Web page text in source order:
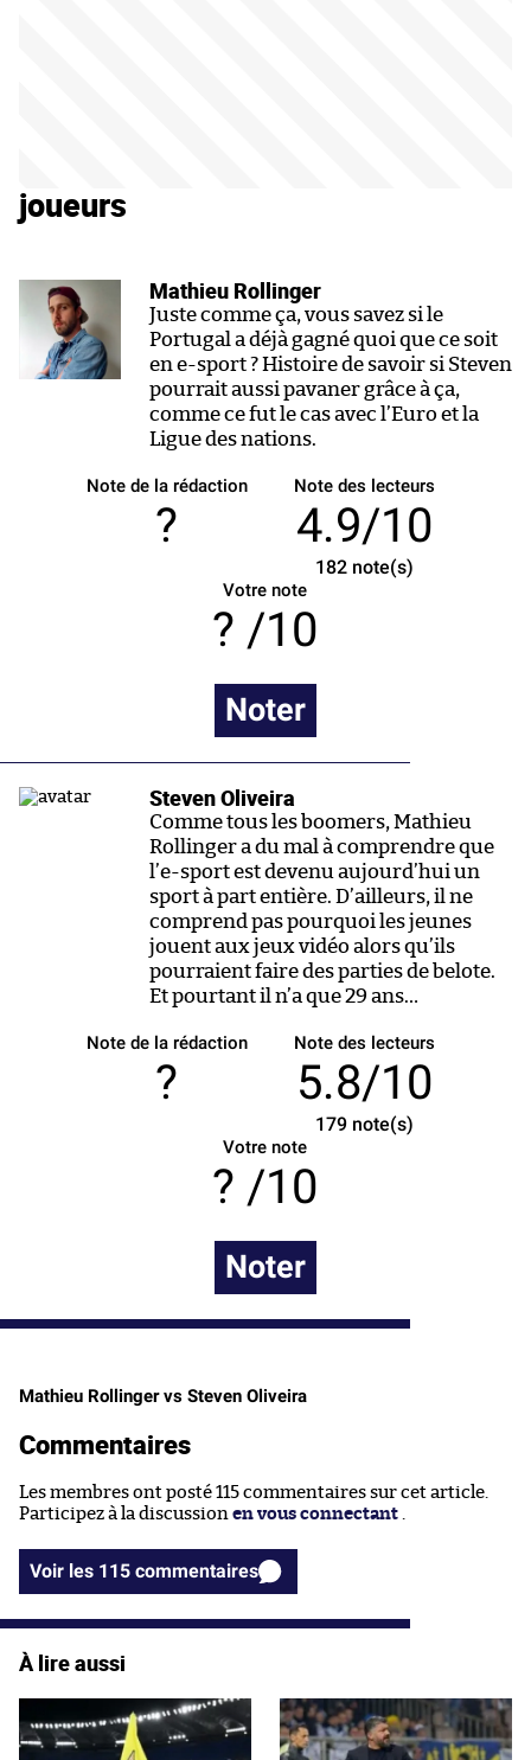
joueurs
Mathieu Rollinger
Juste comme ça, vous savez si le
Portugal a déjà gagné quoi que ce soit
en e-sport ? Histoire de savoir si Steven
pourrait aussi pavaner grâce à ça,
comme ce fut le cas avec l’Euro et la
Ligue des nations.
Note de la rédaction
?
Note des lecteurs
4.9/10
182note(s)
Votre note
/10
Noter
Steven Oliveira
Comme tous les boomers, Mathieu
Rollinger a du mal à comprendre que
l’e-sport est devenu aujourd’hui un
sport à part entière. D’ailleurs, il ne
comprend pas pourquoi les jeunes
jouent aux jeux vidéo alors qu’ils
pourraient faire des parties de belote.
Et pourtant il n’a que 29 ans…
Note de la rédaction
?
Note des lecteurs
5.8/10
179note(s)
Votre note
/10
Noter
Mathieu Rollinger vs Steven Oliveira
Commentaires
Les membres ont posté 115 commentaires sur cet article.
Participez à la discussion en vous connectant
Voir les 115 commentaires
À lire aussi